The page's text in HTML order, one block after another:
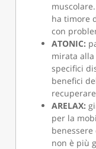
ha timore
con
ATONIC:
mirata
specifici
benefici
ARELAX:
per la
non è più